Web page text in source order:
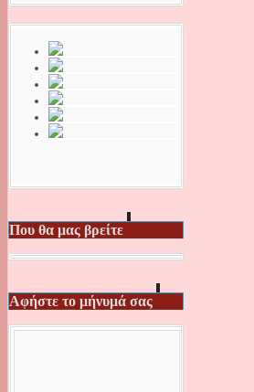
Που θα μας βρείτε
Αφήστε το μήνυμά σας